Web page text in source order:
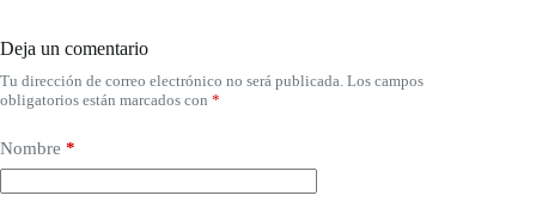
Deja un comentario
Tu dirección de correo electrónico no será publicada. Los campos
obligatorios están marcados con *
Nombre *